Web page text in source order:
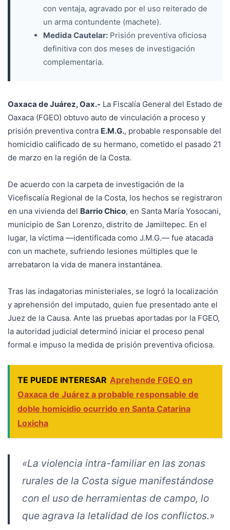
con ventaja, agravado por el uso reiterado de
un arma contundente (machete).
Medida Cautelar: Prisión preventiva oficiosa
definitiva con dos meses de investigación
complementaria.
Oaxaca de Juárez, Oax.- La Fiscalía General del Estado de
Oaxaca (FGEO) obtuvo auto de vinculación a proceso y
prisión preventiva contra E.M.G., probable responsable del
homicidio calificado de su hermano, cometido el pasado 21
de marzo en la región de la Costa.
De acuerdo con la carpeta de investigación de la
Vicefiscalía Regional de la Costa, los hechos se registraron
en una vivienda del Barrio Chico, en Santa María Yosocani,
municipio de San Lorenzo, distrito de Jamiltepec. En el
lugar, la víctima —identificada como J.M.G.— fue atacada
con un machete, sufriendo lesiones múltiples que le
arrebataron la vida de manera instantánea.
Tras las indagatorias ministeriales, se logró la localización
y aprehensión del imputado, quien fue presentado ante el
Juez de la Causa. Ante las pruebas aportadas por la FGEO,
la autoridad judicial determinó iniciar el proceso penal
formal e impuso la medida de prisión preventiva oficiosa.
TE PUEDE INTERESAR Aprehende FGEO en
Oaxaca de Juárez a probable responsable de
doble homicidio ocurrido en Santa Catarina
Loxicha
«La violencia intra-familiar en las zonas
rurales de la Costa sigue manifestándose
con el uso de herramientas de campo, lo
que agrava la letalidad de los conflictos.»